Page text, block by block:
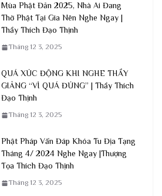
Mùa Phật Đản 2025, Nhà Ai Đang
Thờ Phật Tại Gia Nên Nghe Ngay |
Thầy Thích Đạo Thịnh
Tháng 12 3, 2025
QUÁ XÚC ĐỘNG KHI NGHE THẦY
GIẢNG “VÌ QUÁ ĐÚNG” | Thầy Thích
Đạo Thịnh
Tháng 12 3, 2025
Phật Pháp Vấn Đáp Khóa Tu Địa Tạng
Tháng 4/ 2024 Nghe Ngay |Thượng
Tọa Thích Đạo Thịnh
Tháng 12 3, 2025